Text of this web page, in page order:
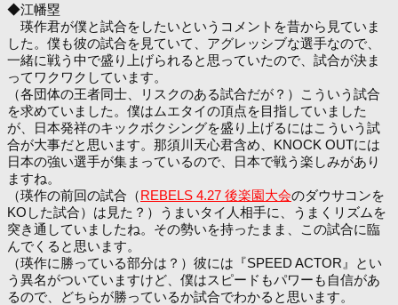
◆江幡塁
瑛作君が僕と試合をしたいというコメントを昔から見ていま
した。僕も彼の試合を見ていて、アグレッシブな選手なので、
一緒に戦う中で盛り上げられると思っていたので、試合が決ま
ってワクワクしています。
（各団体の王者同士、リスクのある試合だが？）こういう試合
を求めていました。僕はムエタイの頂点を目指していました
が、日本発祥のキックボクシングを盛り上げるにはこういう試
合が大事だと思います。那須川天心君含め、KNOCK OUTには
日本の強い選手が集まっているので、日本で戦う楽しみがあり
ますね。
（瑛作の前回の試合（REBELS 4.27 後楽園大会のダウサコンを
KOした試合）は見た？）うまいタイ人相手に、うまくリズムを
突き通していましたね。その勢いを持ったまま、この試合に臨
んでくると思います。
（瑛作に勝っている部分は？）彼には『SPEED ACTOR』とい
う異名がついていますけど、僕はスピードもパワーも自信があ
るので、どちらが勝っているか試合でわかると思います。